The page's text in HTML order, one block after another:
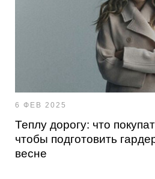
6 ФЕВ 2025
Теплу дорогу: что
чтобы подготовить
весне